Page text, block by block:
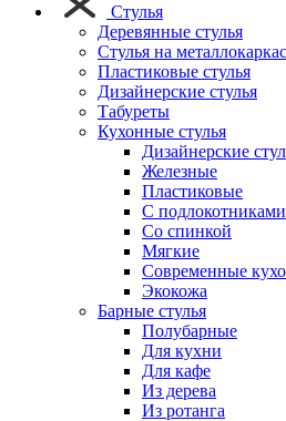
Стулья
Деревянные стулья
Стулья на
Пластиковые стулья
Дизайнерские стулья
Табуреты
Кухонные стулья
Дизайнерские
Железные
Пластиковые
С подлокотниками
Со спинкой
Мягкие
Современные
Экокожа
Барные стулья
Полубарные
Для кухни
Для кафе
Из дерева
Из ротанга